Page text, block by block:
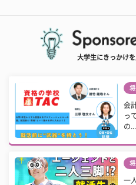
大学生にきっかけ
会
っ
の...
一